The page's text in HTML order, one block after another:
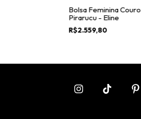
Bolsa Feminina Couro
Pirarucu - Eline
R$2.559,80